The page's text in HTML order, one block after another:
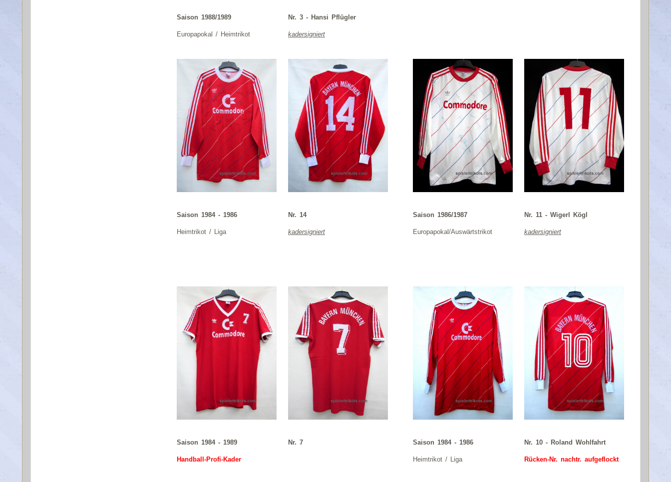
Saison 1988/1989
Europapokal / Heimtrikot
Nr. 3 - Hansi Pflügler
kadersigniert
Saison 1984 - 1986
Heimtrikot / Liga
Nr. 14
kadersigniert
Saison 1986/1987
Europapokal/Auswärtstrikot
Nr. 11 - Wigerl Kögl
kadersigniert
Saison 1984 - 1989
Handball-Profi-Kader
Nr. 7 Saison 1984 - 1986
Heimtrikot / Liga
Nr. 10 - Roland Wohlfahrt
Rücken-Nr. nachtr. aufgeflockt